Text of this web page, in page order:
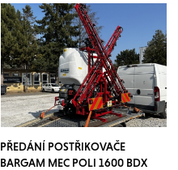
PŘEDÁNÍ POSTŘIKOVAČE
BARGAM MEC POLI 1600 BDX